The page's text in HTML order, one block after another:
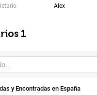
Alex
1
y Encontradas en España